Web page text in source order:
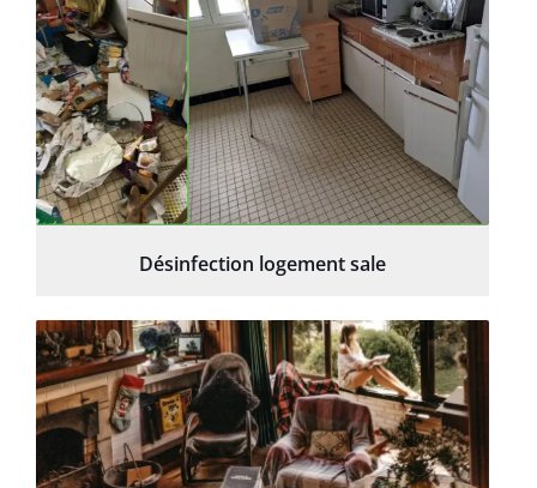
Désinfection logement sale